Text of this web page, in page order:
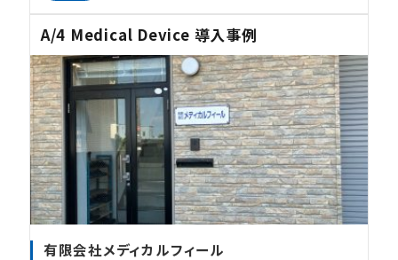
A/4 Medical Device 導入事例
有限会社メディカルフィール